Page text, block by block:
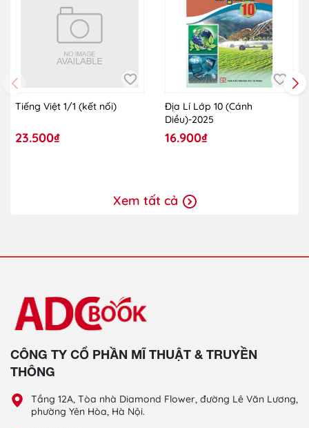
Tiếng Việt 1/1 (kết nối)
23.500₫
Địa Lí Lớp 10 (Cánh
Diều)-2025
16.900₫
Xem tất cả
CÔNG TY CỔ PHẦN MĨ THUẬT & TRUYỀN
THÔNG
Tầng 12A, Tòa nhà Diamond Flower, đường Lê Văn Lương,
phường Yên Hòa, Hà Nội.